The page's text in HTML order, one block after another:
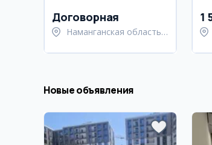
Договорная
Наманганская область,
1
Новые объявления